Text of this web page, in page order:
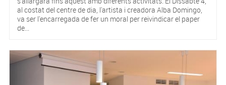
al costat del centre de dia, l'artista i creadora Alba Domingo,
va ser l'encarregada de fer un moral per reivindicar el paper
de...